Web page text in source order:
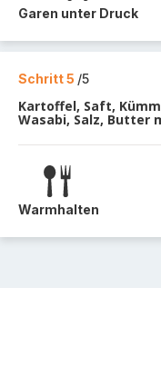
Garen unter Druck
Schritt 5 /5
Kartoffel, Saft,
Wasabi, Salz, Butter
Warmhalten